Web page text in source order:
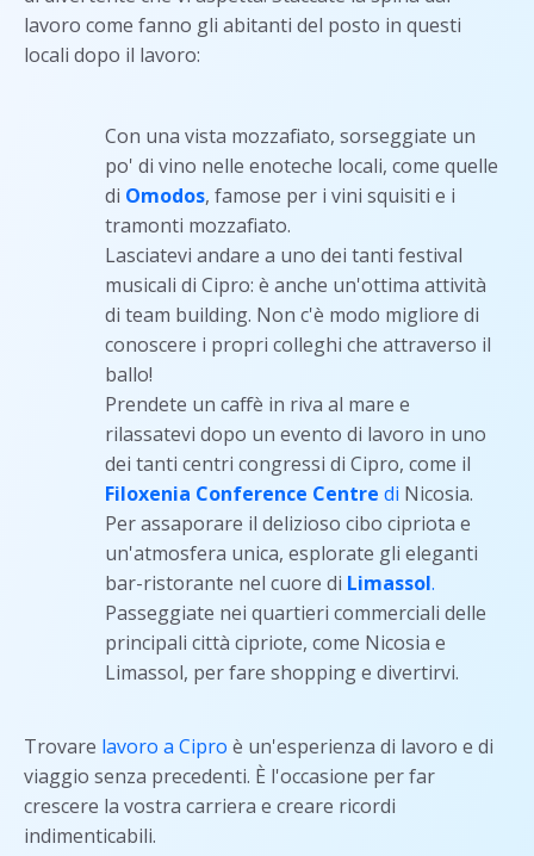
lavoro come fanno gli abitanti del posto in questi
locali dopo il lavoro:
Con una vista mozzafiato, sorseggiate un
po' di vino nelle enoteche locali, come quelle
di Omodos, famose per i vini squisiti e i
tramonti mozzafiato.
Lasciatevi andare a uno dei tanti festival
musicali di Cipro: è anche un'ottima attività
di team building. Non c'è modo migliore di
conoscere i propri colleghi che attraverso il
ballo!
Prendete un caffè in riva al mare e
rilassatevi dopo un evento di lavoro in uno
dei tanti centri congressi di Cipro, come il
Filoxenia Conference Centre di Nicosia.
Per assaporare il delizioso cibo cipriota e
un'atmosfera unica, esplorate gli eleganti
bar-ristorante nel cuore di Limassol.
Passeggiate nei quartieri commerciali delle
principali città cipriote, come Nicosia e
Limassol, per fare shopping e divertirvi.
Trovare lavoro a Cipro è un'esperienza di lavoro e di
viaggio senza precedenti. È l'occasione per far
crescere la vostra carriera e creare ricordi
indimenticabili.